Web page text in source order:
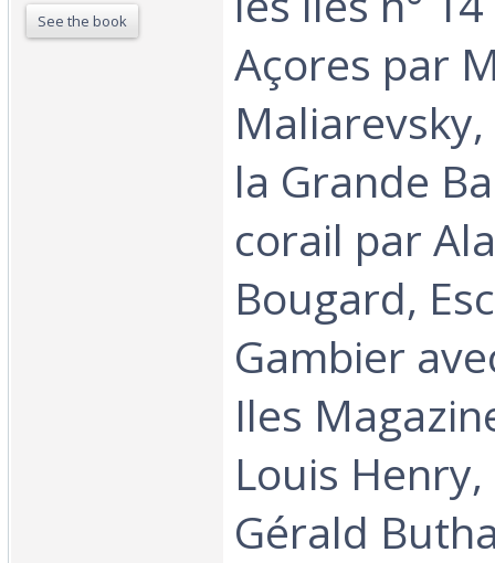
See the book
Açores par
la Grande
corail par
Bougard,
Gambier
Iles
Louis
Gérald